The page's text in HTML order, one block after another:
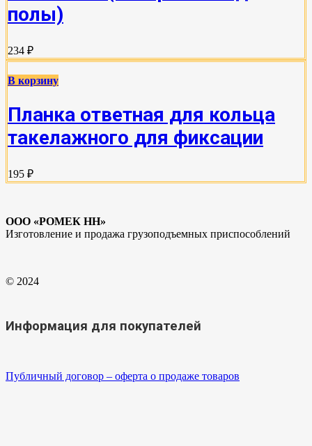
полы)
234 ₽
В корзину
Планка ответная для кольца
такелажного для фиксации
195 ₽
ООО «РОМЕК НН»
Изготовление и продажа грузоподъемных приспособлений
© 2024
Информация для покупателей
Публичный договор – оферта о продаже товаров